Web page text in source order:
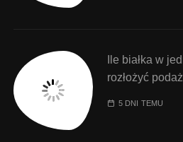
Ile białka w
rozłożyć
5 DNI TEMU